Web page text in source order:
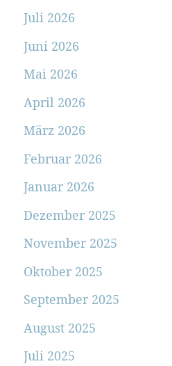
Juli 2026
Juni 2026
Mai 2026
April 2026
März 2026
Februar 2026
Januar 2026
Dezember 2025
November 2025
Oktober 2025
September 2025
August 2025
Juli 2025